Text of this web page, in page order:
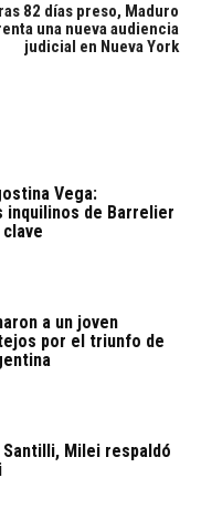
82 días preso, Maduro
una nueva audiencia
judicial en Nueva York
Vega:
inquilinos de Barrelier
a un joven
por el triunfo de
Milei respaldó